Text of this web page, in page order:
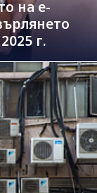
на е-
г.